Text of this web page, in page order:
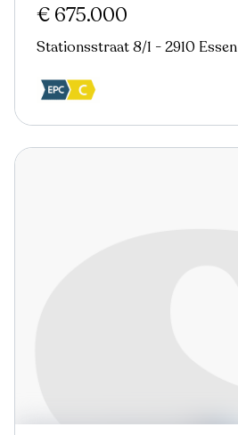
€ 675.000
Stationsstraat 8/1 - 2910 Essen